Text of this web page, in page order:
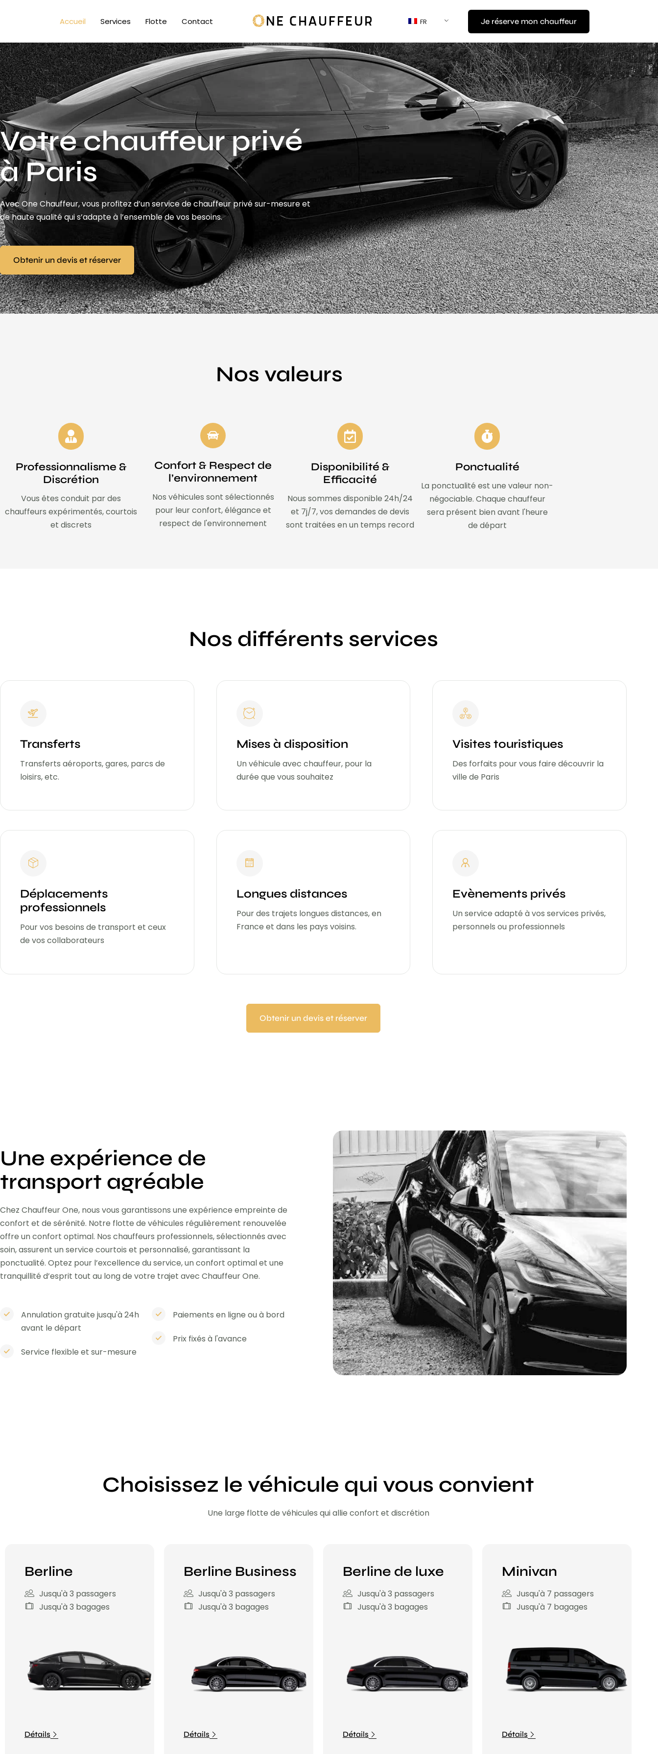
Accueil Services Flotte Contact FR Je réserve mon chauffeur
Votre chauffeur privé
à Paris
Avec One Chauffeur, vous profitez d’un service de chauffeur privé sur-mesure et
de haute qualité qui s’adapte à l’ensemble de vos besoins.
Obtenir un devis et réserver
Nos valeurs
Professionnalisme &
Discrétion
Vous êtes conduit par des
chauffeurs expérimentés, courtois
et discrets
Confort & Respect de
l’environnement
Nos véhicules sont sélectionnés
pour leur confort, élégance et
respect de l'environnement
Disponibilité &
Efficacité
Nous sommes disponible 24h/24
et 7j/7, vos demandes de devis
sont traitées en un temps record
Ponctualité
La ponctualité est une valeur non-
négociable. Chaque chauffeur
sera présent bien avant l'heure
de départ
Nos différents services
Transferts
Transferts aéroports, gares, parcs de
loisirs, etc.
Mises à disposition
Un véhicule avec chauffeur, pour la
durée que vous souhaitez
Visites touristiques
Des forfaits pour vous faire découvrir la
ville de Paris
Déplacements
professionnels
Pour vos besoins de transport et ceux
de vos collaborateurs
Longues distances
Pour des trajets longues distances, en
France et dans les pays voisins.
Evènements privés
Un service adapté à vos services privés,
personnels ou professionnels
Obtenir un devis et réserver
Une expérience de
transport agréable
Chez Chauffeur One, nous vous garantissons une expérience empreinte de
confort et de sérénité. Notre flotte de véhicules régulièrement renouvelée
offre un confort optimal. Nos chauffeurs professionnels, sélectionnés avec
soin, assurent un service courtois et personnalisé, garantissant la
ponctualité. Optez pour l’excellence du service, un confort optimal et une
tranquillité d’esprit tout au long de votre trajet avec Chauffeur One.
Annulation gratuite jusqu'à 24h
avant le départ
Service flexible et sur-mesure
Paiements en ligne ou à bord
Prix fixés à l'avance
Choisissez le véhicule qui vous convient
Une large flotte de véhicules qui allie confort et discrétion
Berline
Jusqu'à 3 passagers
Jusqu'à 3 bagages
Détails
Berline Business
Jusqu'à 3 passagers
Jusqu'à 3 bagages
Détails
Berline de luxe
Jusqu'à 3 passagers
Jusqu'à 3 bagages
Détails
Minivan
Jusqu'à 7 passagers
Jusqu'à 7 bagages
Détails